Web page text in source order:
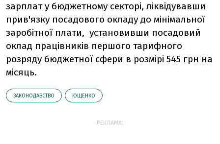
зарплат у бюджетному секторі, ліквідувавши
прив'язку посадового окладу до мінімальної
заробітної плати, установивши посадовий
оклад працівників першого тарифного
розряду бюджетної сфери в розмірі 545 грн на
місяць.
ЗАКОНОДАВСТВО ЮЩЕНКО
РЕКЛАМА: